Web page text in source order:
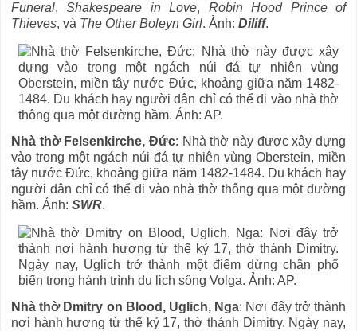
Funeral,Shakespeare in Love, Robin Hood Prince of
Thieves, và The Other Boleyn Girl. Ảnh: Diliff.
Nhà thờ Felsenkirche, Đức: Nhà thờ này được xây dựng
vào trong một ngách núi đá tự nhiên vùng Oberstein, miền
tây nước Đức, khoảng giữa năm 1482-1484. Du khách hay
người dân chỉ có thể đi vào nhà thờ thông qua một đường
hầm. Ảnh: SWR.
Nhà thờ Dmitry on Blood, Uglich, Nga: Nơi đây trở thành
nơi hành hương từ thế kỷ 17, thờ thánh Dimitry. Ngày nay,